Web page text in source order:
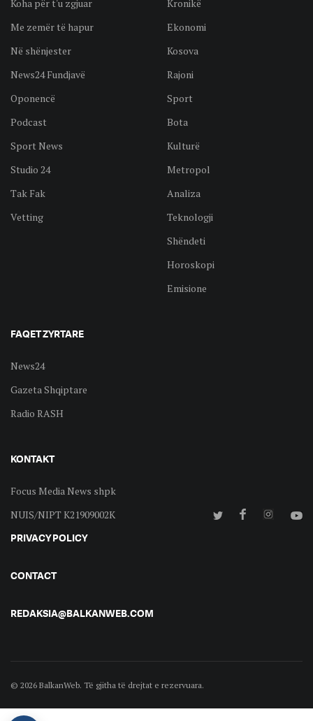
Koha për t'u zgjuar
Me zemër të hapur
Në shënjester
News24 Fundjavë
Oponencë
Podcast
Sport News
Studio 24
Tak Fak
Vetting
Kronikë
Ekonomi
Kosova
Rajoni
Sport
Bota
Kulturë
Metropol
Analiza
Teknologji
Shëndeti
Horoskopi
Emisione
FAQET ZYRTARE
News24
Gazeta Shqiptare
Radio RASH
KONTAKT
Focus Media News shpk
NUIS/NIPT K21909002K
PRIVACY POLICY
CONTACT
REDAKSIA@BALKANWEB.COM
© 2026 BalkanWeb. Të gjitha të drejtat e rezervuara.